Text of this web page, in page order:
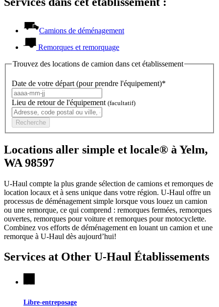
Camions de déménagement
Remorques et remorquage
Trouvez des locations de camion dans cet établissement
Date de votre départ (pour prendre l'équipement)*
Lieu de retour de l'équipement (facultatif)
Recherche
Locations aller simple et locale® à Yelm,
WA 98597
U-Haul compte la plus grande sélection de camions et remorques de
location locaux et à sens unique dans votre région. U-Haul offre un
processus de déménagement simple lorsque vous louez un camion
ou une remorque, ce qui comprend : remorques fermées, remorques
ouvertes, remorques pour voiture et remorques pour motocyclette.
Combinez vos efforts de déménagement en louant un camion et une
remorque à U-Haul dès aujourd’hui!
Services at Other U-Haul Établissements
Libre-entreposage